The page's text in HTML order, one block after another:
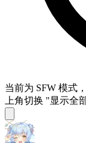
当前为 SFW 模式
上角切换 "显示全